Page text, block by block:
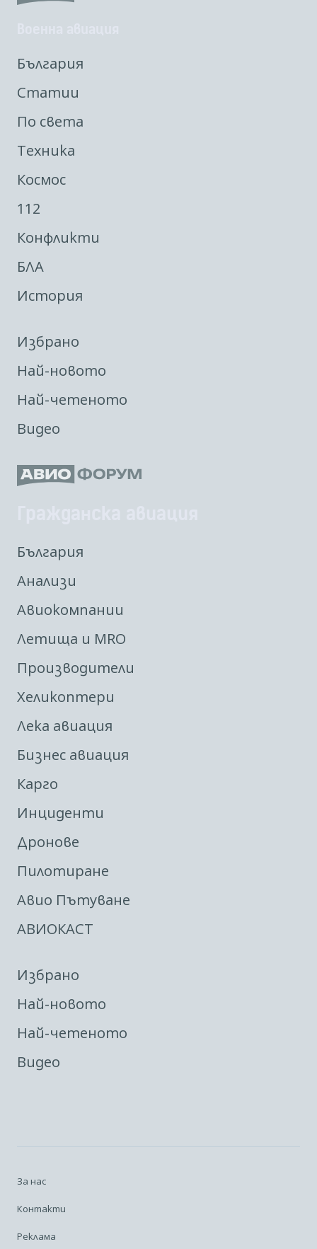
България
Статии
По света
Техника
Космос
112
Конфликти
БЛА
История
Избрано
Най-новото
Най-четеното
Видео
България
Анализи
Авиокомпании
Летища и MRO
Производители
Хеликоптери
Лека авиация
Бизнес авиация
Карго
Инциденти
Дронове
Пилотиране
Авио Пътуване
АВИОКАСТ
Избрано
Най-новото
Най-четеното
Видео
За нас
Контакти
Реклама